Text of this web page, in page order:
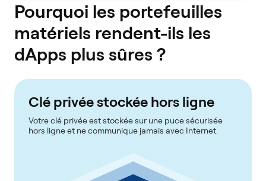
Pourquoi les portefeuilles
matériels rendent-ils les
dApps plus sûres ?
Clé privée stockée hors ligne
Votre clé privée est stockée sur une puce sécurisée
hors ligne et ne communique jamais avec Internet.